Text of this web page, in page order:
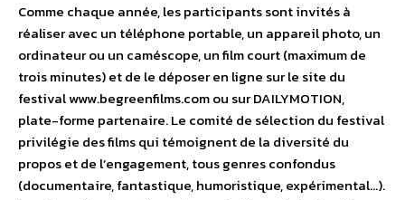
Comme chaque année, les participants sont invités à
réaliser avec un téléphone portable, un appareil photo, un
ordinateur ou un caméscope, un film court (maximum de
trois minutes) et de le déposer en ligne sur le site du
festival www.begreenfilms.com ou sur DAILYMOTION,
plate-forme partenaire. Le comité de sélection du festival
privilégie des films qui témoignent de la diversité du
propos et de l’engagement, tous genres confondus
(documentaire, fantastique, humoristique, expérimental…).